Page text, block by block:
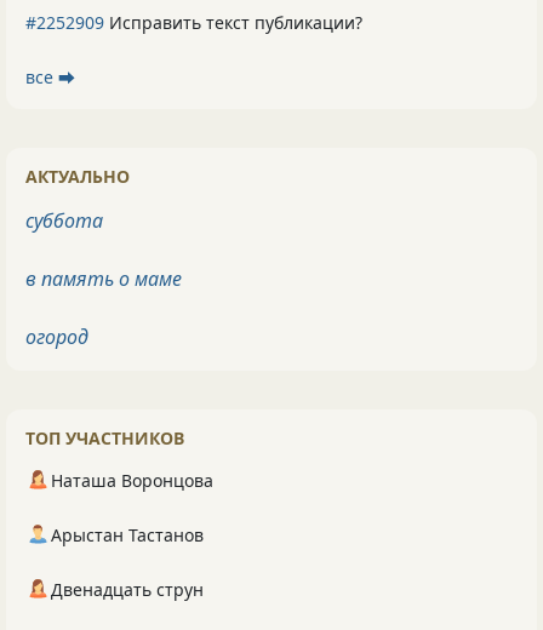
#2252909 Исправить текст публикации?
все ⮕
АКТУАЛЬНО
суббота
в память о маме
огород
ТОП УЧАСТНИКОВ
Наташа Воронцова
Арыстан Тастанов
Двенадцать струн